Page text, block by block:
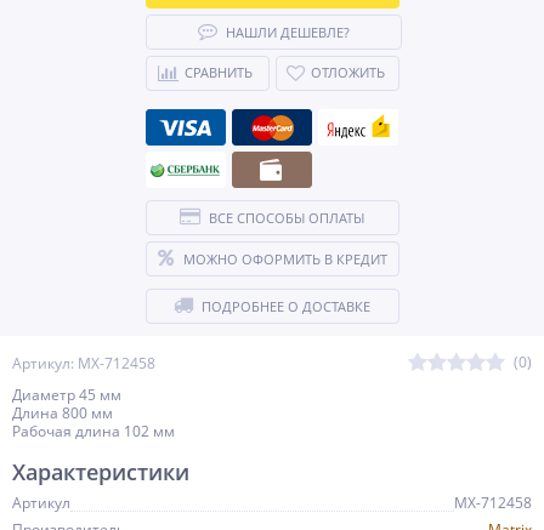
Артикул: MX-712458
(0)
Диаметр 45 мм
Длина 800 мм
Рабочая длина 102 мм
НАШЛИ ДЕШЕВЛЕ?
СРАВНИТЬ ОТЛОЖИТЬ
ВСЕ СПОСОБЫ ОПЛАТЫ
МОЖНО ОФОРМИТЬ В КРЕДИТ
ПОДРОБНЕЕ О ДОСТАВКЕ
Характеристики
Артикул
MX-712458